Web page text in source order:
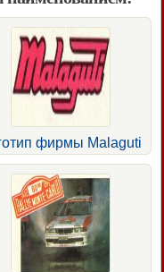
фирмы Malaguti